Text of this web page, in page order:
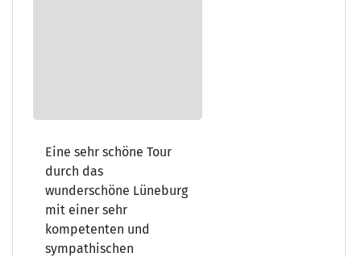
Eine sehr schöne Tour
durch das
wunderschöne Lüneburg
mit einer sehr
kompetenten und
sympathischen